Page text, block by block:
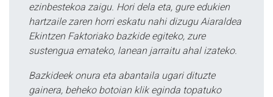
ezinbestekoa zaigu. Hori dela eta, gure edukien
hartzaile zaren horri eskatu nahi dizugu Aiaraldea
Ekintzen Faktoriako bazkide egiteko, zure
sustengua emateko, lanean jarraitu ahal izateko.
Bazkideek onura eta abantaila ugari dituzte
gainera, beheko botoian klik eginda topatuko